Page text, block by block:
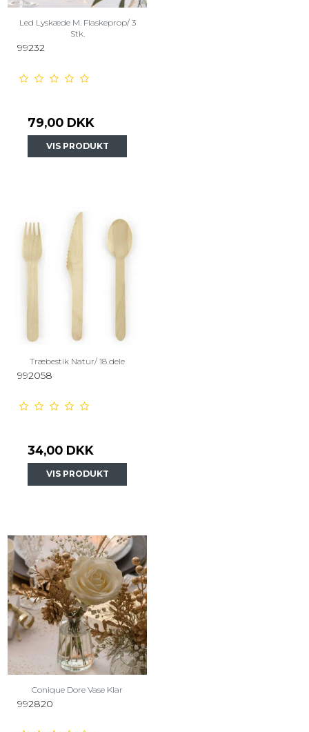
Led Lyskæde M. Flaskeprop/ 3
Stk.
99232
79,00 DKK
VIS PRODUKT
Træbestik Natur/ 18 dele
992058
34,00 DKK
VIS PRODUKT
Conique Dore Vase Klar
992820